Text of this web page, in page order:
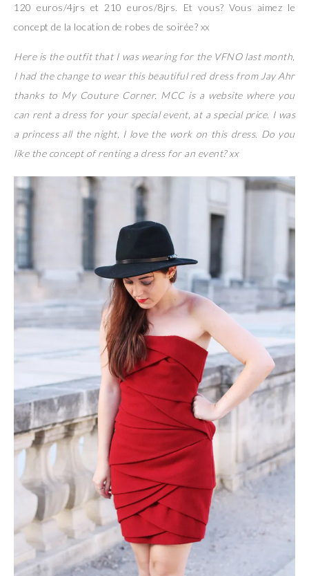
120 euros/4jrs et 210 euros/8jrs. Et vous? Vous aimez le
concept de la location de robes de soirée? xx
Here is the outfit that I was wearing for the VFNO last month,
I had the change to wear this beautiful red dress from Jay Ahr
thanks to My Couture Corner. MCC is a website where you
can rent a dress for your special event, at a special price. I was
a princess all the night, I love the work on this dress. Do you
like the concept of renting a dress for an event? xx